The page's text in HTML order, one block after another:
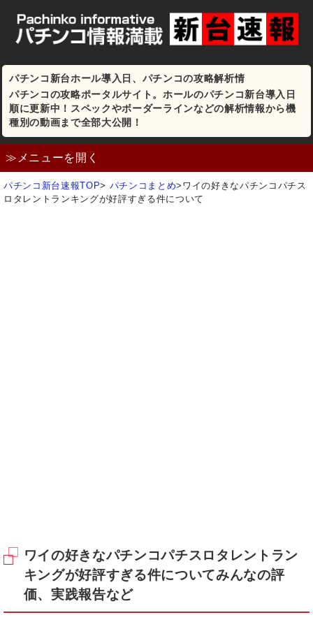
パチンコ新台ホール導入日、パチンコの攻略解析情
パチンコの攻略ポータルサイト。ホールのパチンコ新台導入日
順に更新中！スペックやボーダーラインなどの解析情報から機
種別の動画まで全部大公開！
≫メニューを開く
パチンコ新台速報TOP> パチンコまとめ> ワイの好きなパチンコパチス
ロタレントランキングが好評すぎる件について
ワイの好きなパチンコパチスロタレントラン
キングが好評すぎる件についてみんなの評
価、実践報告など